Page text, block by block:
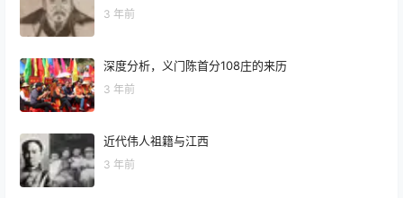
3 年前
深度分析，义门陈首分108庄的来历
3 年前
近代伟人祖籍与江西
3 年前